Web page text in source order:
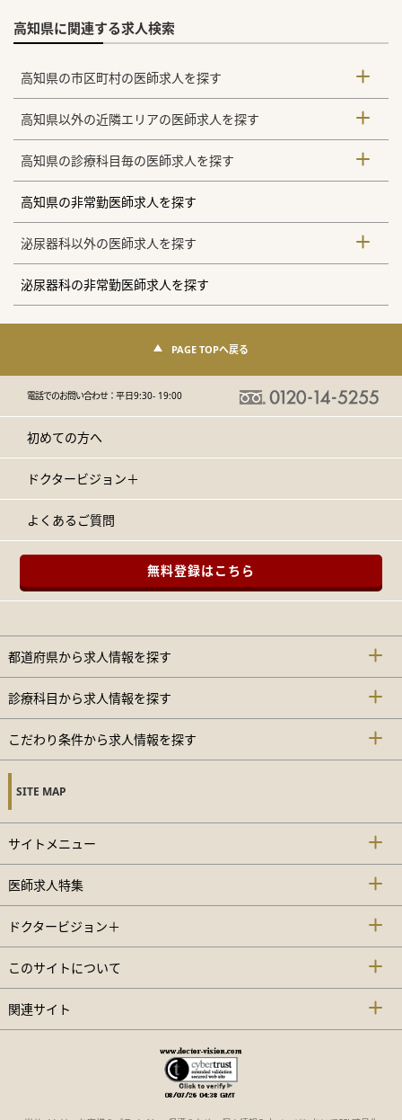
高知県に関連する求人検索
高知県の市区町村の医師求人を探す
高知県以外の近隣エリアの医師求人を探す
高知県の診療科目毎の医師求人を探す
高知県の非常勤医師求人を探す
泌尿器科以外の医師求人を探す
泌尿器科の非常勤医師求人を探す
PAGE TOPへ戻る
電話でのお問い合わせ：平日9:30- 19:00
初めての方へ
ドクタービジョン＋
よくあるご質問
無料登録はこちら
都道府県から求人情報を探す
診療科目から求人情報を探す
こだわり条件から求人情報を探す
SITE MAP
サイトメニュー
医師求人特集
ドクタービジョン＋
このサイトについて
関連サイト